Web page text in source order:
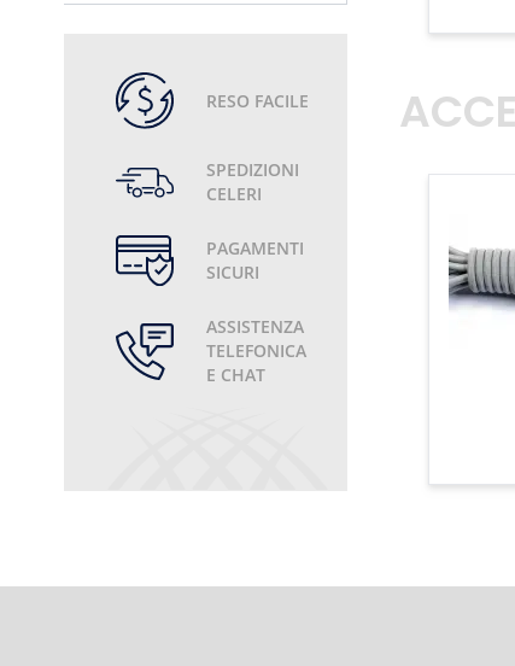
RESO FACILE
SPEDIZIONI
CELERI
PAGAMENTI
SICURI
ASSISTENZA
TELEFONICA
E CHAT